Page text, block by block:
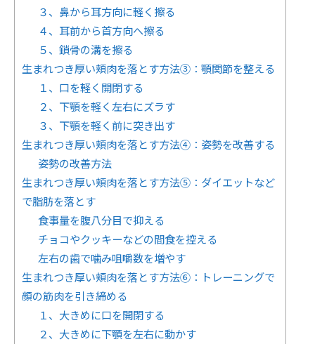
３、鼻から耳方向に軽く擦る
４、耳前から首方向へ擦る
５、鎖骨の溝を擦る
生まれつき厚い頬肉を落とす方法③：顎関節を整える
１、口を軽く開閉する
２、下顎を軽く左右にズラす
３、下顎を軽く前に突き出す
生まれつき厚い頬肉を落とす方法④：姿勢を改善する
姿勢の改善方法
生まれつき厚い頬肉を落とす方法⑤：ダイエットなど
で脂肪を落とす
食事量を腹八分目で抑える
チョコやクッキーなどの間食を控える
左右の歯で噛み咀嚼数を増やす
生まれつき厚い頬肉を落とす方法⑥：トレーニングで
顔の筋肉を引き締める
１、大きめに口を開閉する
２、大きめに下顎を左右に動かす